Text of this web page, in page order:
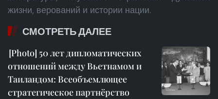
жизни, верований и истории нации.
СМОТРЕТЬ ДАЛЕЕ
50 лет дипломатических
отношений между Вьетнамом и
Таиландом: Всеобъемлющее
стратегическое партнёрство